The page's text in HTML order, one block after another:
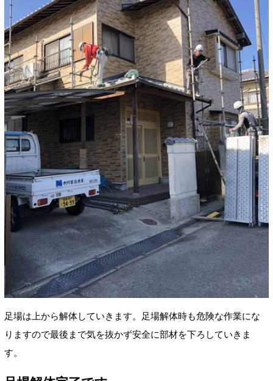
足場は上から解体していきます。足場解体時も危険な作業にな
りますので最後まで気を抜かず安全に部材を下ろしていきま
す。